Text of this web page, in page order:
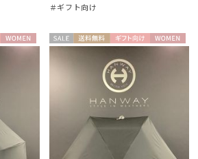
＃ギフト向け
WOME
セー 送料無 ギフト
向け
WOME